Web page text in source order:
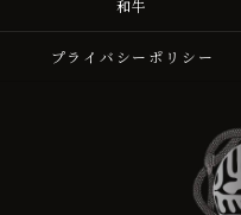
和牛
プライバシーポリシー